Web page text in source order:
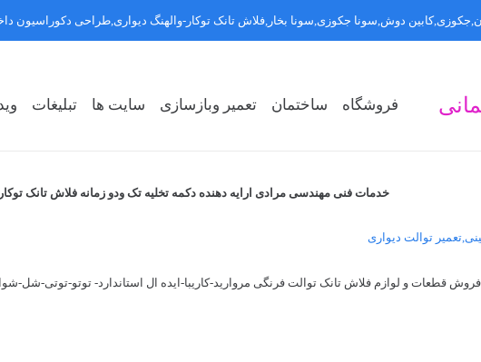
فروشگاه ساختمان تعمیر وبازسازی سایت ها تبلیغات
خدمات فنی مهندسی مرادی ارایه دهنده دکمه تخلیه تک ودو زمانه فلاش تانک
توالت دیواری
فروش قطعات و لوازم فلاش تانک توالت فرنگی مروارید-کاریبا-ایده ال استاندارد- توتو-توتی-
دوش,سونا جکوزی,سونا بخار,فلاش تانک توکار-والهنگ دیواری,طراحی دکوراسیون